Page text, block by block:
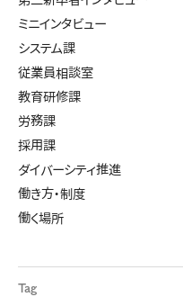
ミニインタビュー
システム課
従業員相談室
教育研修課
労務課
採用課
ダイバーシティ推進
働き方・制度
働く場所
Tag